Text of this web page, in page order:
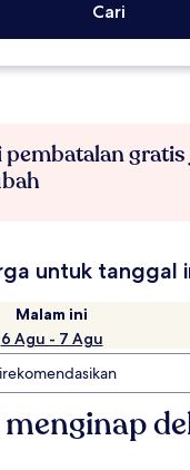
Cari
pembatalan
untuk tanggal
Malam ini
6 Agu - 7 Agu